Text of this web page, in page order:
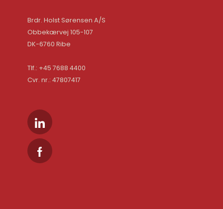
Brdr. Holst Sørensen A/S
Obbekærvej 105-107
DK-6760 Ribe
Tlf.: +45 7688 4400
Cvr. nr.: 47807417